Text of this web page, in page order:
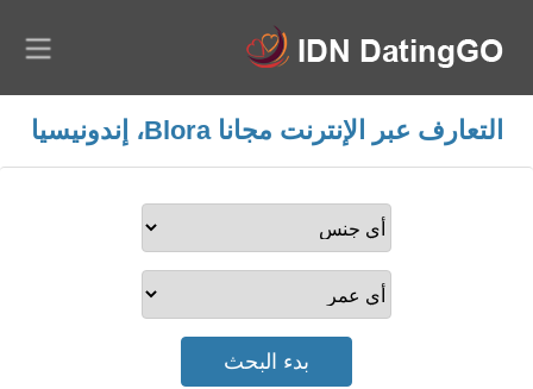
التعارف عبر الإنترنت مجانا Blora، إندونيسيا